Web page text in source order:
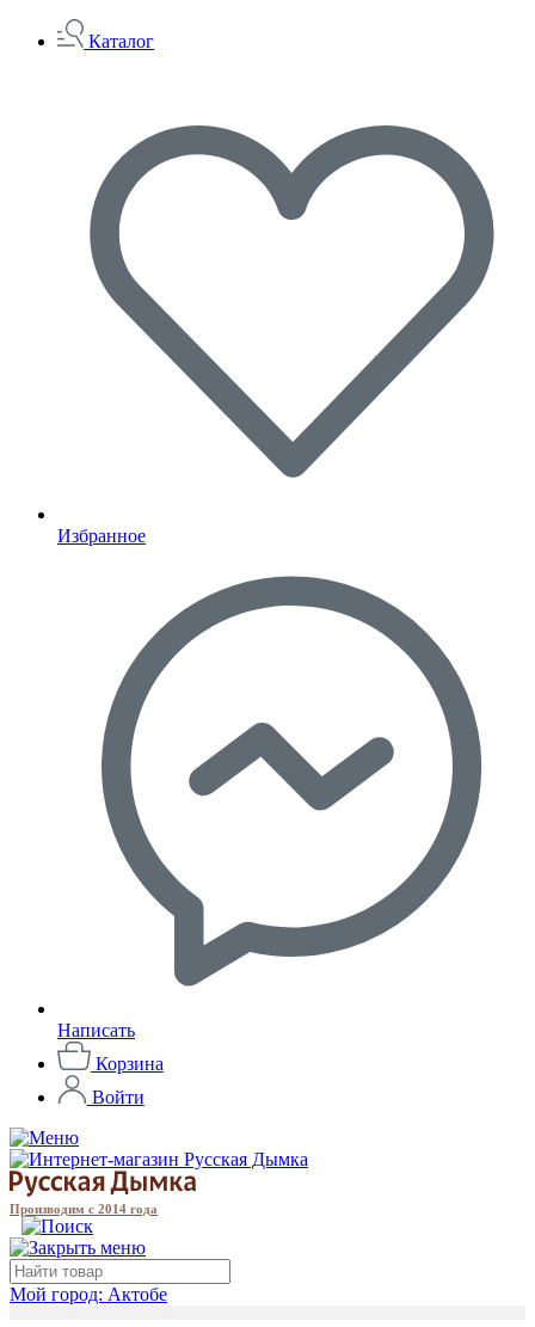
Каталог
Избранное
Написать
Корзина
Войти
Производим с 2014 года
Мой город: Актобе